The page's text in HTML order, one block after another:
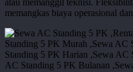
atau memanggil teknisi.
memangkas biaya operasional